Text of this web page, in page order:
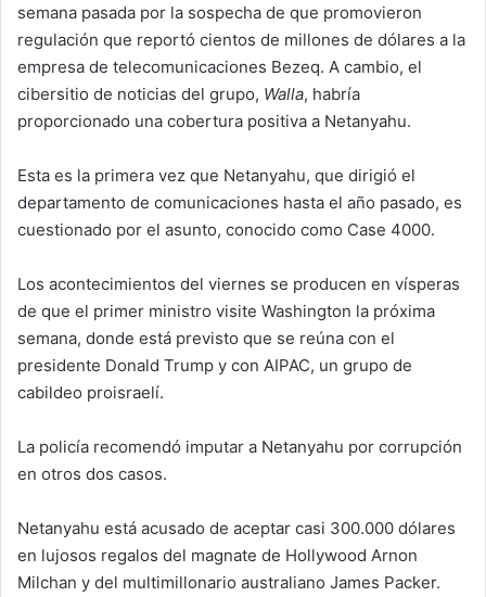
semana pasada por la sospecha de que promovieron
regulación que reportó cientos de millones de dólares a la
empresa de telecomunicaciones Bezeq. A cambio, el
cibersitio de noticias del grupo, Walla, habría
proporcionado una cobertura positiva a Netanyahu.
Esta es la primera vez que Netanyahu, que dirigió el
departamento de comunicaciones hasta el año pasado, es
cuestionado por el asunto, conocido como Case 4000.
Los acontecimientos del viernes se producen en vísperas
de que el primer ministro visite Washington la próxima
semana, donde está previsto que se reúna con el
presidente Donald Trump y con AIPAC, un grupo de
cabildeo proisraelí.
La policía recomendó imputar a Netanyahu por corrupción
en otros dos casos.
Netanyahu está acusado de aceptar casi 300.000 dólares
en lujosos regalos del magnate de Hollywood Arnon
Milchan y del multimillonario australiano James Packer.